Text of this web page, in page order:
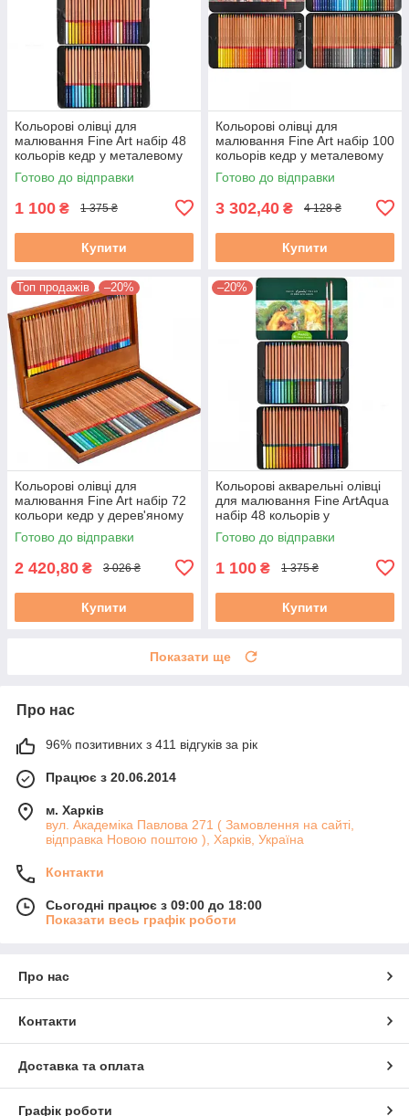
Кольорові олівці для
малювання Fine Art набір 48
кольорів кедр у металевому
пеналі
Готово до відправки
1 100 ₴ 1 375 ₴
Купити
Кольорові олівці для
малювання Fine Art набір 100
кольорів кедр у металевому
пеналі + 2 точилки
Готово до відправки
3 302,40 ₴ 4 128 ₴
Купити
Топ продажів –20%
Кольорові олівці для
малювання Fine Art набір 72
кольори кедр у дерев'яному
пеналі
Готово до відправки
2 420,80 ₴ 3 026 ₴
Купити
–20%
Кольорові акварельні олівці
для малювання Fine ArtAqua
набір 48 кольорів у
металевому пеналі + пензлик
Готово до відправки
1 100 ₴ 1 375 ₴
Купити
Показати ще
Про нас
96% позитивних з 411 відгуків за рік
Працює з 20.06.2014
м. Харків
вул. Академіка Павлова 271 ( Замовлення на сайті,
відправка Новою поштою ), Харків, Україна
Контакти
Сьогодні працює з 09:00 до 18:00
Показати весь графік роботи
Про нас
Контакти
Доставка та оплата
Графік роботи